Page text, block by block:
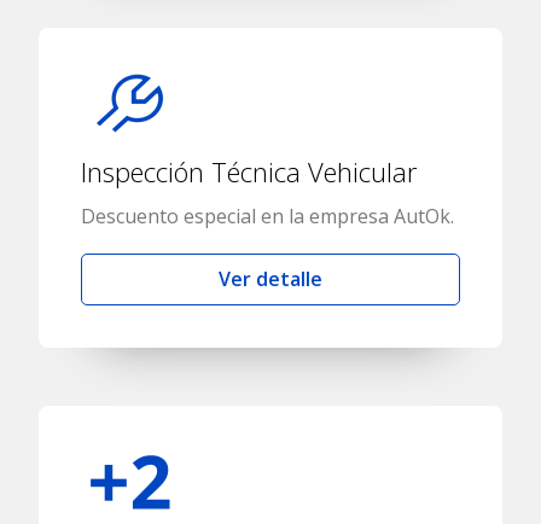
Inspección Técnica Vehicular
Descuento especial en la empresa AutOk.
Ver detalle